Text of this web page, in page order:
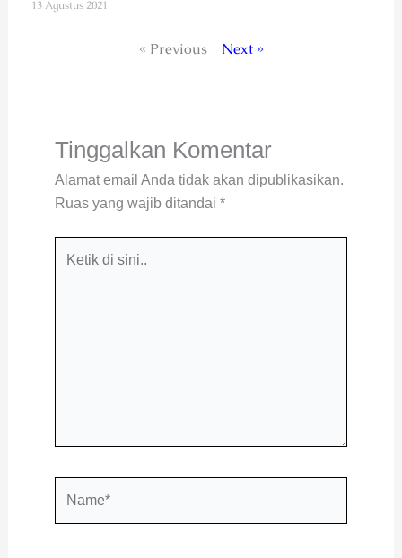
13 Agustus 2021
« Previous Next »
Tinggalkan Komentar
Alamat email Anda tidak akan dipublikasikan.
Ruas yang wajib ditandai *